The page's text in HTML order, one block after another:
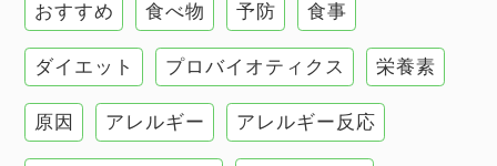
甲状腺
肌
肝臓の健康
おすすめ 食べ物 予防 食事
ダイエット プロバイオティクス 栄養素
原因 アレルギー アレルギー反応